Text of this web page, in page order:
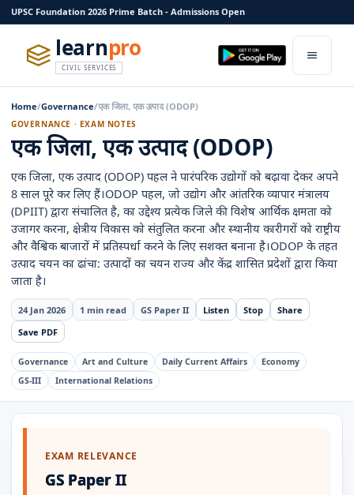
UPSC Foundation 2026 Prime Batch - Admissions Open
learnpro
CIVIL SERVICES
Home/Governance/एक जिला, एक उत्पाद (ODOP)
GOVERNANCE · EXAM NOTES
एक जिला, एक उत्पाद (ODOP)
एक जिला, एक उत्पाद (ODOP) पहल ने पारंपरिक उद्योगों को बढ़ावा देकर अपने
8 साल पूरे कर लिए हैं।ODOP पहल, जो उद्योग और आंतरिक व्यापार मंत्रालय
(DPIIT) द्वारा संचालित है, का उद्देश्य प्रत्येक जिले की विशेष आर्थिक क्षमता को
उजागर करना, क्षेत्रीय विकास को संतुलित करना और स्थानीय कारीगरों को राष्ट्रीय
और वैश्विक बाजारों में प्रतिस्पर्धा करने के लिए सशक्त बनाना है।ODOP के तहत
उत्पाद चयन का ढांचा: उत्पादों का चयन राज्य और केंद्र शासित प्रदेशों द्वारा किया
जाता है।
24 Jan 2026 1 min read GS Paper II Listen Stop
Share
Save PDF
Governance Art and Culture Daily Current Affairs
Economy
GS-III
International Relations
EXAM RELEVANCE
GS Paper II